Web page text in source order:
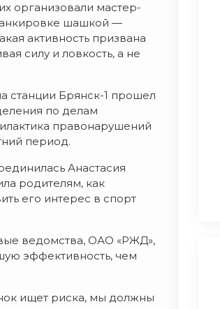
организовали мастер-
шашкой —
активность призвана
силу и ловкость, а не
станции Брянск-1 прошел
по делам
правонарушений
период.
Анастасия
родителям, как
его интерес в спорт
ведомства, ОАО «РЖД»,
эффективность, чем
ищет риска, мы должны